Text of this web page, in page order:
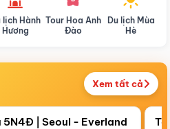
lịch Hành
Hương
Tour Hoa Anh
Đào
Du lịch Mùa
Hè
Xem tất cả
Điểm nổi bật
5N4Đ | Seoul - Everland